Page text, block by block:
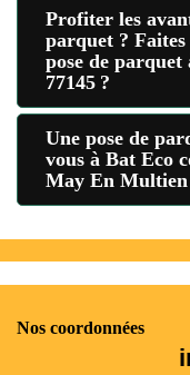
Profiter les
parquet ?
pose de
77145 ?
Une pose de
vous à Bat Eco
May En Multien
Nos coordonnées